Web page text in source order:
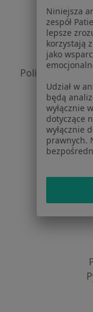
Polityka
Polityka
dane
Jak
Niniejsza
zespół
lepsze
korzystają
jako
Udział w
będą
wyłącznie
dotyczące
wyłącznie
prawnych.